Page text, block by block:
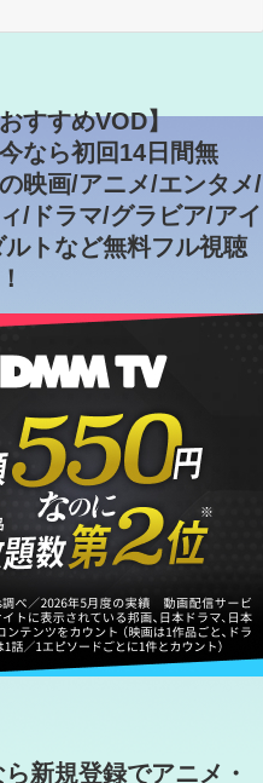
すすめVOD】
なら初回14日間無
映画/アニメ/エンタメ/
/ドラマ/グラビア/アイ
ルトなど無料フル視聴
新規登録でアニメ・